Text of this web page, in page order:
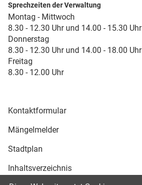
Sprechzeiten der Verwaltung
Montag - Mittwoch
8.30 - 12.30 Uhr und 14.00 - 15.30 Uhr
Donnerstag
8.30 - 12.30 Uhr und 14.00 - 18.00 Uhr
Freitag
8.30 - 12.00 Uhr
Kontaktformular
Mängelmelder
Stadtplan
Inhaltsverzeichnis